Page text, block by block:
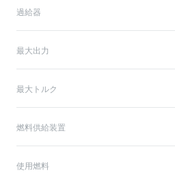
過給器
最大出力
最大トルク
燃料供給装置
使用燃料